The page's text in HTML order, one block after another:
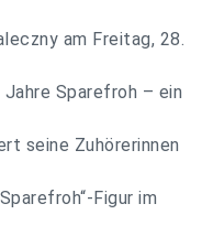
am Freitag, 28.
Jahre Sparefroh – ein
seine Zuhörerinnen
Figur im